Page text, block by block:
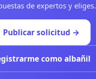
de expertos y eliges.
Publicar solicitud →
como albañil